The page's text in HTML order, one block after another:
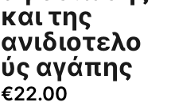
και της
ανιδιοτελο
ύς αγάπης
€22.00